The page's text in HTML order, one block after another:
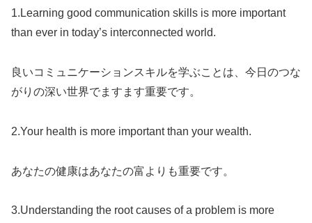
1.Learning good communication skills is more important
than ever in today’s interconnected world.
良いコミュニケーションスキルを学ぶことは、今日のつな
がりの深い世界でますます重要です。
2.Your health is more important than your wealth.
あなたの健康はあなたの富よりも重要です。
3.Understanding the root causes of a problem is more